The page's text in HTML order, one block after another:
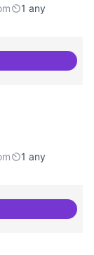
1 any
digitals i
1 any
digitals i